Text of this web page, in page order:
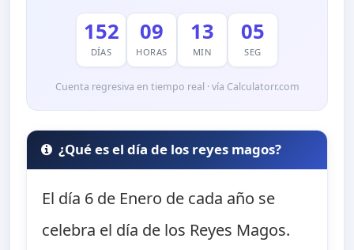
152
DÍAS
09
HORAS
13
MIN
04
SEG
Cuenta regresiva en tiempo real · vía Calculatorr.com
¿Qué es el día de los reyes magos?
El día 6 de Enero de cada año se
celebra el día de los Reyes Magos.